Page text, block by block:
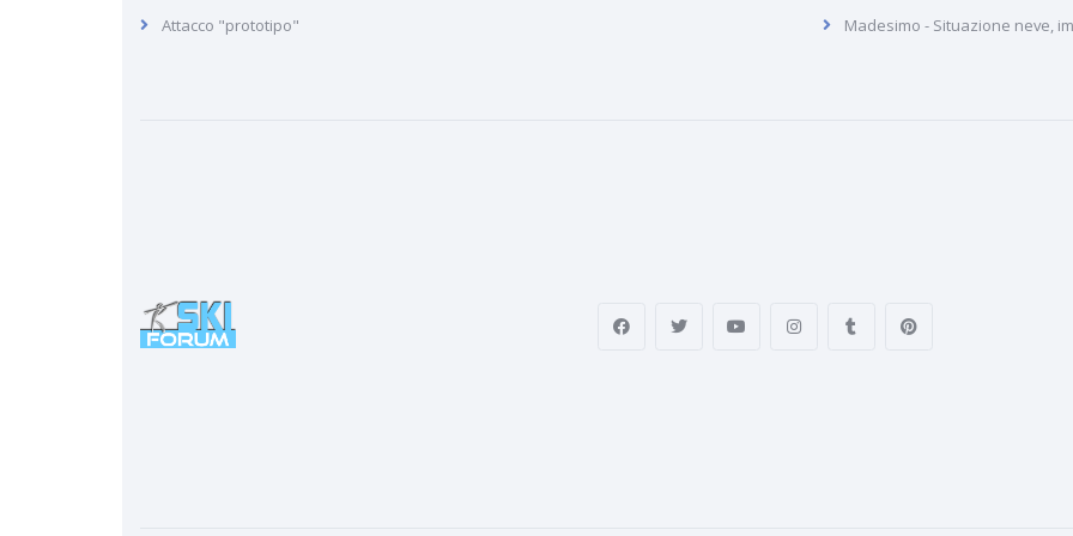
Attacco "prototipo"
Madesimo - Situazione neve,